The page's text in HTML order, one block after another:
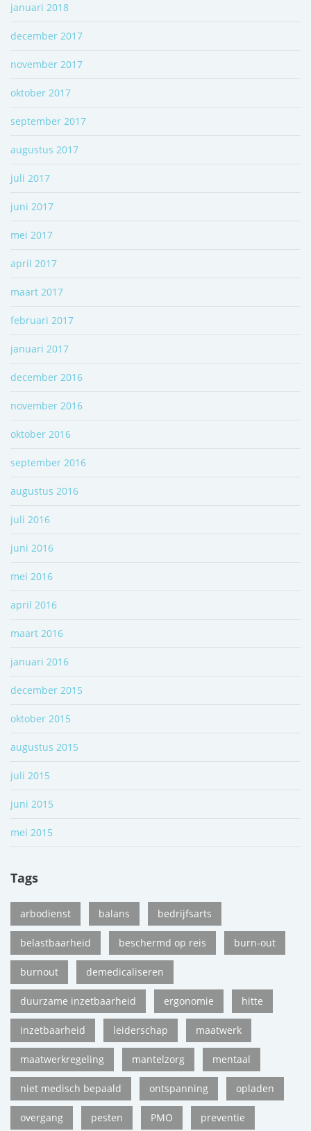
januari 2018
december 2017
november 2017
oktober 2017
september 2017
augustus 2017
juli 2017
juni 2017
mei 2017
april 2017
maart 2017
februari 2017
januari 2017
december 2016
november 2016
oktober 2016
september 2016
augustus 2016
juli 2016
juni 2016
mei 2016
april 2016
maart 2016
januari 2016
december 2015
oktober 2015
augustus 2015
juli 2015
juni 2015
mei 2015
Tags
arbodienst balans bedrijfsarts
belastbaarheid beschermd op reis burn-out
burnout demedicaliseren
duurzame inzetbaarheid ergonomie hitte
inzetbaarheid leiderschap maatwerk
maatwerkregeling mantelzorg mentaal
niet medisch bepaald ontspanning opladen
overgang pesten PMO preventie